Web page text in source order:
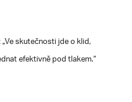
skutečnosti jde o klid,
efektivně pod tlakem.“